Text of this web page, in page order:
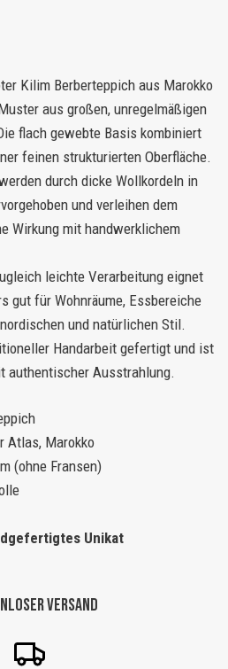
Kilim Berberteppich aus Marokko
aus großen, unregelmäßigen
flach gewebte Basis kombiniert
feinen strukturierten Oberfläche.
durch dicke Wollkordeln in
und verleihen dem
Wirkung mit handwerklichem
leichte Verarbeitung eignet
gut für Wohnräume, Essbereiche
und natürlichen Stil.
Handarbeit gefertigt und ist
authentischer Ausstrahlung.
Atlas, Marokko
(ohne Fransen)
Unikat
Versand